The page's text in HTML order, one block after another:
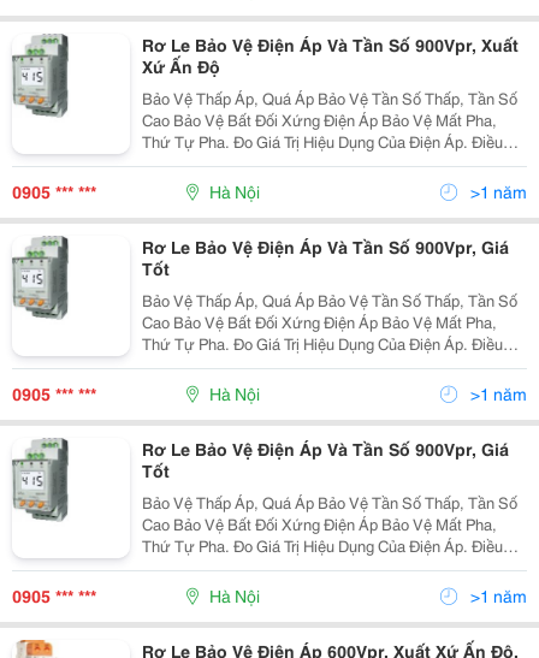
Rơ Le Bảo Vệ Điện Áp Và Tần Số 900Vpr, Xuất
Xứ Ấn Độ
Bảo Vệ Thấp Áp, Quá Áp Bảo Vệ Tần Số Thấp, Tần Số
Cao Bảo Vệ Bất Đối Xứng Điện Áp Bảo Vệ Mất Pha,
Thứ Tự Pha. Đo Giá Trị Hiệu Dụng Của Điện Áp. Điều
Chỉnh Thời Gian Tác Độ Ng Ng Õ Ra Điều Chỉnh Thời
0905 *** *** Hà Nội >1 năm
Rơ Le Bảo Vệ Điện Áp Và Tần Số 900Vpr, Giá
Tốt
Bảo Vệ Thấp Áp, Quá Áp Bảo Vệ Tần Số Thấp, Tần Số
Cao Bảo Vệ Bất Đối Xứng Điện Áp Bảo Vệ Mất Pha,
Thứ Tự Pha. Đo Giá Trị Hiệu Dụng Của Điện Áp. Điều
Chỉnh Thời Gian Tác Độ Ng Ng Õ Ra Điều Chỉnh Thời
0905 *** *** Hà Nội >1 năm
Rơ Le Bảo Vệ Điện Áp Và Tần Số 900Vpr, Giá
Tốt
Bảo Vệ Thấp Áp, Quá Áp Bảo Vệ Tần Số Thấp, Tần Số
Cao Bảo Vệ Bất Đối Xứng Điện Áp Bảo Vệ Mất Pha,
Thứ Tự Pha. Đo Giá Trị Hiệu Dụng Của Điện Áp. Điều
Chỉnh Thời Gian Tác Độ Ng Ng Õ Ra Điều Chỉnh Thời
0905 *** *** Hà Nội >1 năm
Rơ Le Bảo Vệ Điện Áp 600Vpr, Xuất Xứ Ấn Độ,